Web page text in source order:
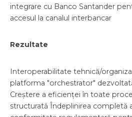
integrare cu Banco Santander
accesul la canalul interbancar
Rezultate
Interoperabilitate tehnică/
platforma "orchestrator"
Creștere a eficienței în toate
structurată Îndeplinirea completă